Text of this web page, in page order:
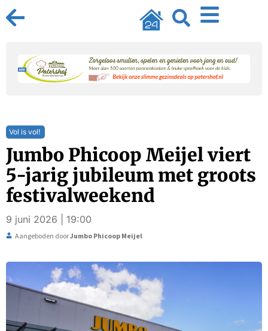
Vol is vol!
Jumbo Phicoop Meijel viert
5-jarig jubileum met groots
festivalweekend
9 juni 2026 | 19:00
Aangeboden doorJumbo Phicoop Meijel